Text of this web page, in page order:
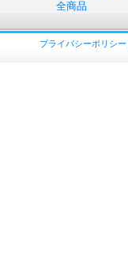
全商品
プライバシーポリシー